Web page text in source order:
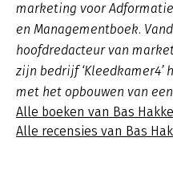
marketing voor
en Managementboek.
hoofdredacteur van
zijn bedrijf
met het opbouwen van
Alle boeken van Bas
Alle recensies van Bas